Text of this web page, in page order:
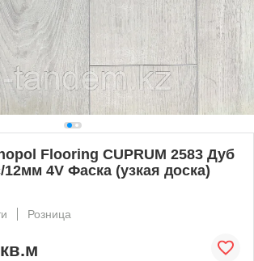
Flooring CUPRUM 2583 Дуб
12мм 4V Фаска (узкая доска)
Розница